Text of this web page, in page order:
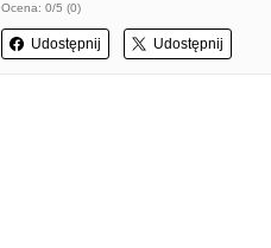
Ocena: 0/5 (0)
Udostępnij Udostępnij